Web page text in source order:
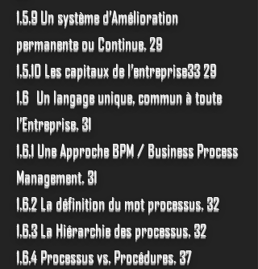
1.5.9 Un système d’Amélioration
permanente ou Continue. 29
1.5.10 Les capitaux de l’entreprise33 29
1.6 Un langage unique, commun à toute
l’Entreprise. 31
1.6.1 Une Approche BPM / Business Process
Management. 31
1.6.2 La définition du mot processus. 32
1.6.3 La Hiérarchie des processus. 32
1.6.4 Processus vs. Procédures. 37